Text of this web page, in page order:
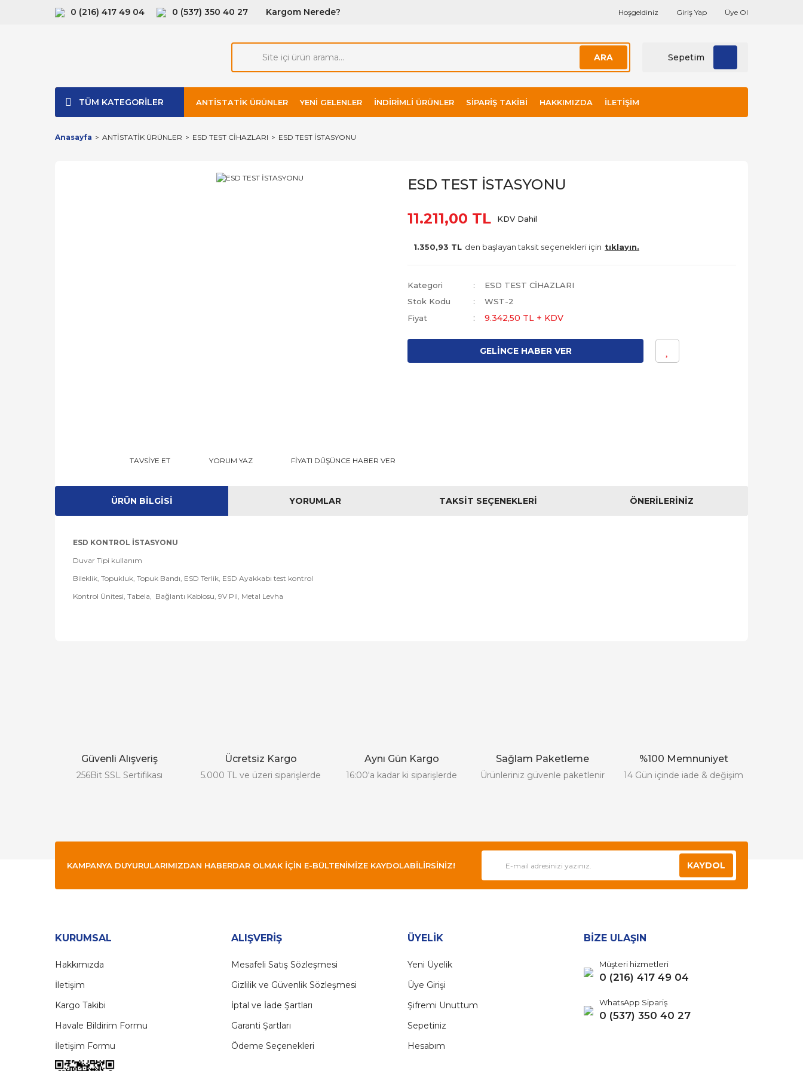
0 (216) 417 49 04 0 (537) 350 40 27 Kargom Nerede? Hoşgeldiniz Giriş Yap Üye Ol
ARA Sepetim
TÜM KATEGORİLER ANTISTATIK ÜRÜNLER YENI GELENLER İNDIRIMLI ÜRÜNLER SIPARIŞ TAKIBI HAKKIMIZDA İLETIŞIM
Anasayfa ANTİSTATİK ÜRÜNLER ESD TEST CİHAZLARI ESD TEST İSTASYONU
TAVSİYE ET YORUM YAZ FİYATI DÜŞÜNCE HABER VER
ESD TEST İSTASYONU
11.211,00 TL
KDV Dahil
1.350,93 TL den başlayan taksit seçenekleri için tıklayın.
Kategori
ESD TEST CİHAZLARI
Stok Kodu
WST-2
Fiyat
9.342,50 TL + KDV
GELİNCE HABER VER
ÜRÜN BILGISI YORUMLAR TAKSIT SEÇENEKLERI ÖNERILERINIZ
ESD KONTROL İSTASYONU
Duvar Tipi kullanım
Bileklik, Topukluk, Topuk Bandı, ESD Terlik, ESD Ayakkabı test kontrol
Kontrol Ünitesi, Tabela, Bağlantı Kablosu, 9V Pil, Metal Levha
Ürün bilgilerinde hatalar bulunuyor.
Güvenli Alışveriş
256Bit SSL Sertifikası
Ücretsiz Kargo
5.000 TL ve üzeri siparişlerde
Aynı Gün Kargo
16:00'a kadar ki siparişlerde
Sağlam Paketleme
Ürünleriniz güvenle paketlenir
%100 Memnuniyet
14 Gün içinde iade & değişim
KAMPANYA DUYURULARIMIZDAN HABERDAR OLMAK İÇİN E-BÜLTENİMİZE KAYDOLABİLİRSİNİZ! KAYDOL
KURUMSAL
Hakkımızda
İletişim
Kargo Takibi
Havale Bildirim Formu
İletişim Formu
ALIŞVERİŞ
Mesafeli Satış Sözleşmesi
Gizlilik ve Güvenlik Sözleşmesi
İptal ve İade Şartları
Garanti Şartları
Ödeme Seçenekleri
ÜYELİK
Yeni Üyelik
Üye Girişi
Şifremi Unuttum
Sepetiniz
Hesabım
BİZE ULAŞIN
Müşteri hizmetleri
0 (216) 417 49 04
WhatsApp Sipariş
0 (537) 350 40 27